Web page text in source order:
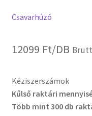
Csavarhúzó
12099 Ft/DB
Kéziszerszámok
Kűlső raktári
Több mint 300 db